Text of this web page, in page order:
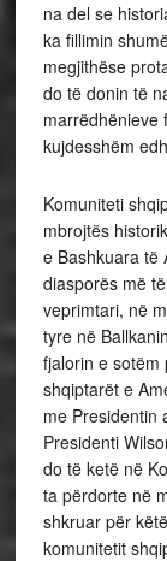
na del se
ka fillimin
megjithëse
do të donin të
marrëdhënieve
kujdesshëm
Komuniteti
mbrojtës
e Bashkuara të
diasporës më
veprimtari, në
tyre në
fjalorin e sotëm
shqiptarët e
me Presidentin
Presidenti
do të ketë në
ta përdorte në
shkruar për
komunitetit